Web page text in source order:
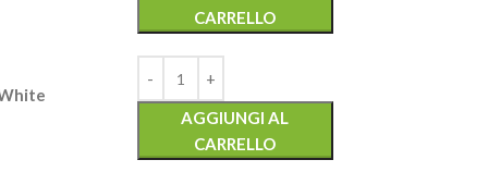
CARRELLO
AGGIUNGI AL
CARRELLO